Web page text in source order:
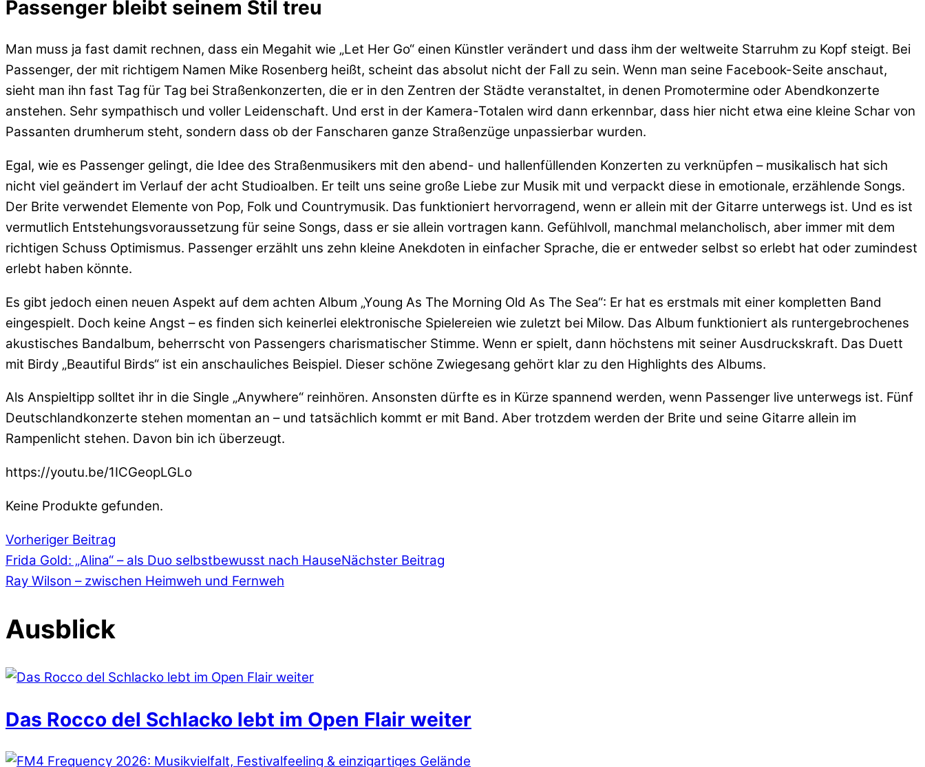
Passenger bleibt seinem Stil treu
Man muss ja fast damit rechnen, dass ein Megahit wie „Let Her Go“ einen Künstler verändert und dass ihm der weltweite Starruhm zu Kopf steigt. Bei
Passenger, der mit richtigem Namen Mike Rosenberg heißt, scheint das absolut nicht der Fall zu sein. Wenn man seine Facebook-Seite anschaut,
sieht man ihn fast Tag für Tag bei Straßenkonzerten, die er in den Zentren der Städte veranstaltet, in denen Promotermine oder Abendkonzerte
anstehen. Sehr sympathisch und voller Leidenschaft. Und erst in der Kamera-Totalen wird dann erkennbar, dass hier nicht etwa eine kleine Schar von
Passanten drumherum steht, sondern dass ob der Fanscharen ganze Straßenzüge unpassierbar wurden.
Egal, wie es Passenger gelingt, die Idee des Straßenmusikers mit den abend- und hallenfüllenden Konzerten zu verknüpfen – musikalisch hat sich
nicht viel geändert im Verlauf der acht Studioalben. Er teilt uns seine große Liebe zur Musik mit und verpackt diese in emotionale, erzählende Songs.
Der Brite verwendet Elemente von Pop, Folk und Countrymusik. Das funktioniert hervorragend, wenn er allein mit der Gitarre unterwegs ist. Und es ist
vermutlich Entstehungsvoraussetzung für seine Songs, dass er sie allein vortragen kann. Gefühlvoll, manchmal melancholisch, aber immer mit dem
richtigen Schuss Optimismus. Passenger erzählt uns zehn kleine Anekdoten in einfacher Sprache, die er entweder selbst so erlebt hat oder zumindest
erlebt haben könnte.
Es gibt jedoch einen neuen Aspekt auf dem achten Album „Young As The Morning Old As The Sea“: Er hat es erstmals mit einer kompletten Band
eingespielt. Doch keine Angst – es finden sich keinerlei elektronische Spielereien wie zuletzt bei Milow. Das Album funktioniert als runtergebrochenes
akustisches Bandalbum, beherrscht von Passengers charismatischer Stimme. Wenn er spielt, dann höchstens mit seiner Ausdruckskraft. Das Duett
mit Birdy „Beautiful Birds“ ist ein anschauliches Beispiel. Dieser schöne Zwiegesang gehört klar zu den Highlights des Albums.
Als Anspieltipp solltet ihr in die Single „Anywhere“ reinhören. Ansonsten dürfte es in Kürze spannend werden, wenn Passenger live unterwegs ist. Fünf
Deutschlandkonzerte stehen momentan an – und tatsächlich kommt er mit Band. Aber trotzdem werden der Brite und seine Gitarre allein im
Rampenlicht stehen. Davon bin ich überzeugt.
https://youtu.be/1ICGeopLGLo
Keine Produkte gefunden.
Vorheriger Beitrag
Frida Gold: „Alina“ – als Duo selbstbewusst nach HauseNächster Beitrag
Ray Wilson – zwischen Heimweh und Fernweh
Ausblick
Das Rocco del Schlacko lebt im Open Flair weiter